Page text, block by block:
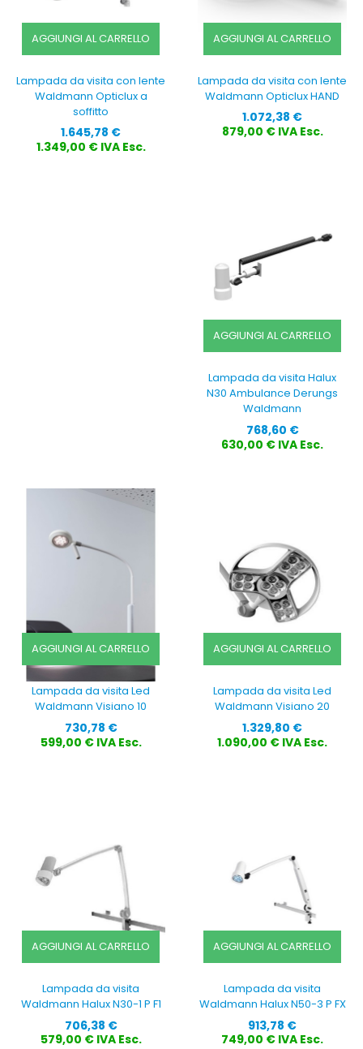
AGGIUNGI AL CARRELLO
Lampada da visita con lente
Waldmann Opticlux a
soffitto
Prezzo
1.645,78 €
1.349,00 € IVA Esc.
AGGIUNGI AL CARRELLO
Lampada da visita con lente
Waldmann Opticlux HAND
Prezzo
1.072,38 €
879,00 € IVA Esc.
AGGIUNGI AL CARRELLO
Lampada da visita Halux
N30 Ambulance Derungs
Waldmann
Prezzo
768,60 €
630,00 € IVA Esc.
AGGIUNGI AL CARRELLO
Lampada da visita Led
Waldmann Visiano 10
Prezzo
730,78 €
599,00 € IVA Esc.
AGGIUNGI AL CARRELLO
Lampada da visita Led
Waldmann Visiano 20
Prezzo
1.329,80 €
1.090,00 € IVA Esc.
AGGIUNGI AL CARRELLO
Lampada da visita
Waldmann Halux N30-1 P F1
Prezzo
706,38 €
579,00 € IVA Esc.
AGGIUNGI AL CARRELLO
Lampada da visita
Waldmann Halux N50-3 P FX
Prezzo
913,78 €
749,00 € IVA Esc.